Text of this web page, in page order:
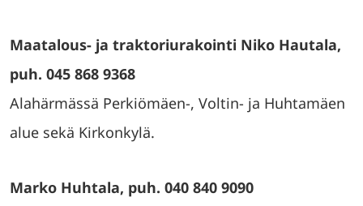
Maatalous- ja traktoriurakointi Niko Hautala,
puh. 045 868 9368
Alahärmässä Perkiömäen-, Voltin- ja Huhtamäen
alue sekä Kirkonkylä.
Marko Huhtala, puh. 040 840 9090